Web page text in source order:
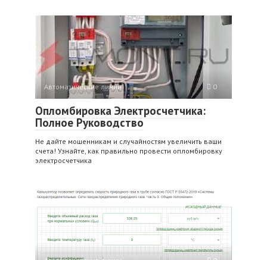
Автоматические линии 0
Опломбировка Электросчетчика:
Полное Руководство
Не дайте мошенникам и случайностям увеличить ваши
счета! Узнайте, как правильно провести опломбировку
электросчетчика